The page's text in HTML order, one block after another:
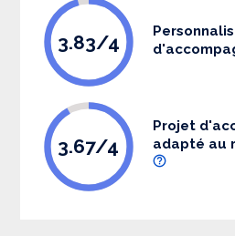
3.83/4
3.67/4
Projet
adapté au